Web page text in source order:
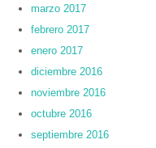
marzo 2017
febrero 2017
enero 2017
diciembre 2016
noviembre 2016
octubre 2016
septiembre 2016